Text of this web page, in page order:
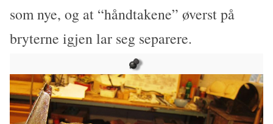
som nye, og at “håndtakene” øverst på
bryterne igjen lar seg separere.